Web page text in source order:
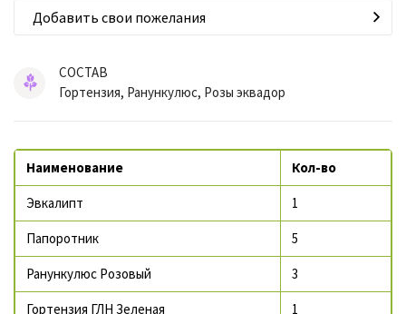
Добавить свои пожелания
СОСТАВ
Гортензия, Ранункулюс, Розы эквадор
Наименование Кол-во
Эвкалипт 1
Папоротник 5
Ранункулюс Розовый 3
Гортензия ГЛН Зеленая 1